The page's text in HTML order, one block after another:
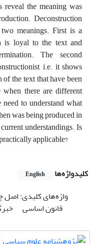
the meaning was
Deconstruction
meanings. First is a
is loyal to the text and
The second
i.e. it shows
the text that have been
there are different
to understand what
was being produced in
understandings. Is
applicable?
کلیدواژه‌ها English
واژه‌های کلیدی: اصل
قانون اساسی